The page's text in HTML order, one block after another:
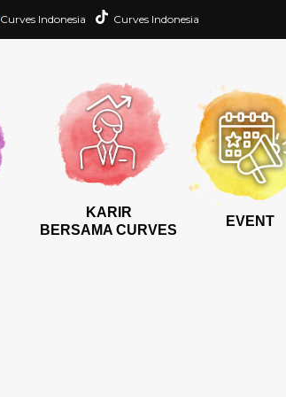
Curves Indonesia Curves Indonesia
KARIR
BERSAMA CURVES
EVENT